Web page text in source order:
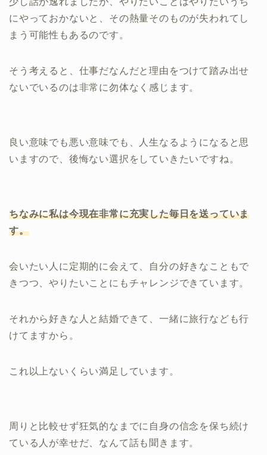
にやっておかないと、その熱量そのものが失われてし
まう可能性もあるのです。
そう考えると、仕事だなんだと理由をつけて踏み出せ
ないでいるのは非常に勿体なく感じます。
良い意味でも悪い意味でも、人生なるようになると思
いますので、後悔ない選択をしていきたいですね。
ちなみに私は今現在非常に充実した毎日を送っていま
す。
会いたい人に定期的に会えて、自分の好きなこともで
きつつ、やりたいことにもチャレンジできています。
それから好きな人と結婚できて、一緒に旅行なども行
けてますから。
これ以上ないくらい満足しています。
周りと比較せず狂気的なまでに自身の信念を保ち続け
ている人が幸せだ、なんて話も聞きます。